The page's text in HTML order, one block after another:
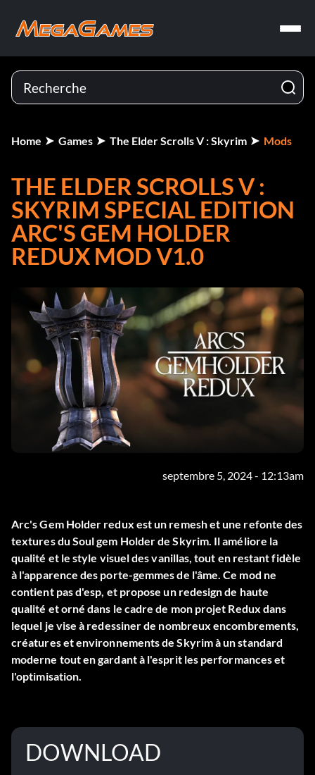
Home Games The Elder Scrolls V : Skyrim Mods
THE ELDER SCROLLS V :
SKYRIM SPECIAL EDITION
ARC'S GEM HOLDER
REDUX MOD V1.0
septembre 5, 2024 - 12:13am
Arc's Gem Holder redux est un remesh et une refonte des
textures du Soul gem Holder de Skyrim. Il améliore la
qualité et le style visuel des vanillas, tout en restant fidèle
à l'apparence des porte-gemmes de l'âme. Ce mod ne
contient pas d'esp, et propose un redesign de haute
qualité et orné dans le cadre de mon projet Redux dans
lequel je vise à redessiner de nombreux encombrements,
créatures et environnements de Skyrim à un standard
moderne tout en gardant à l'esprit les performances et
l'optimisation.
DOWNLOAD